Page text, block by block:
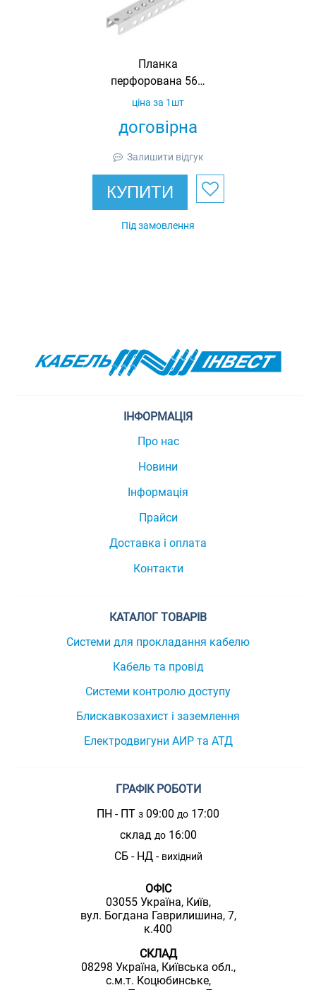
Планка
перфорована 560,
товщина 2 мм,
договірна
ціна за 1шт
Залишити відгук
КУПИТИ
Під замовлення
ІНФОРМАЦІЯ
Про нас
Новини
Інформація
Прайси
Доставка і оплата
Контакти
КАТАЛОГ ТОВАРІВ
Системи для прокладання кабелю
Кабель та провід
Системи контролю доступу
Блискавкозахист і заземлення
Електродвигуни АИР та АТД
ГРАФІК РОБОТИ
ПН - ПТ з 09:00 до 17:00
склад до16:00
СБ - НД - вихідний
ОФІС
03055 Україна, Київ,
вул. Богдана Гаврилишина, 7,
к.400
СКЛАД
08298 Україна, Київська обл.,
с.м.т. Коцюбинське,